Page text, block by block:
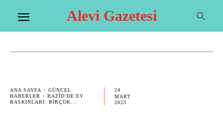
Alevi Gazetesi
ANA SAYFA
GÜNCEL
HABERLER
BAZÎD’DE EV
BASKINLARI: BIRÇOK...
24
MART
2023